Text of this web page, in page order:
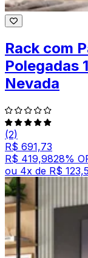
Rack com
Polegadas
Nevada
(2)
R$ 691,73
R$ 419,9828%
ou 4x de R$